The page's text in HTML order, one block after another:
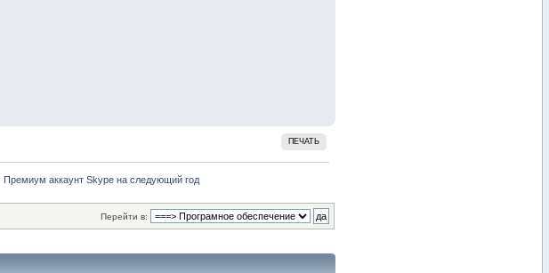
ПЕЧАТЬ
Премиум аккаунт Skype на следующий год
Перейти в: